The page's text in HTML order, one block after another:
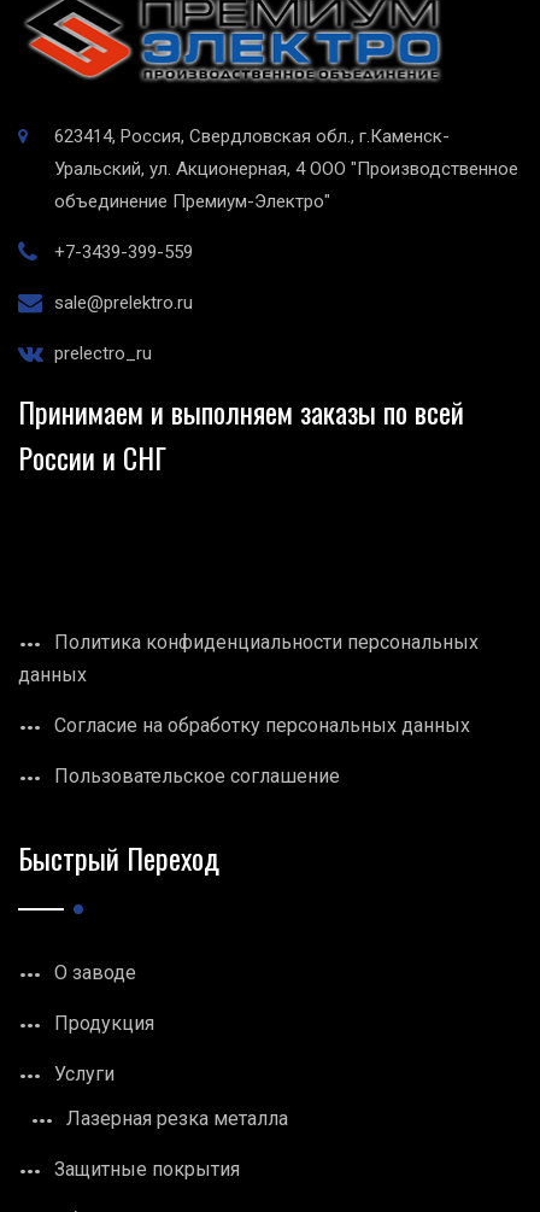
623414, Россия, Свердловская обл., г.Каменск-
Уральский, ул. Акционерная, 4 ООО "Производственное
объединение Премиум-Электро"
+7-3439-399-559
sale@prelektro.ru
prelectro_ru
Принимаем и выполняем заказы по всей
России и СНГ
Политика конфиденциальности персональных
данных
Согласие на обработку персональных данных
Пользовательское соглашение
Быстрый Переход
О заводе
Продукция
Услуги
Лазерная резка металла
Защитные покрытия